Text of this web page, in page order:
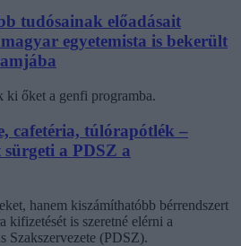
tudósainak előadásait
egyetemista is bekerült
ki őket a genfi programba.
cafetéria, túlórapótlék –
sürgeti a PDSZ a
hanem kiszámíthatóbb bérrendszert
kifizetését is szeretné elérni a
Szakszervezete (PDSZ).